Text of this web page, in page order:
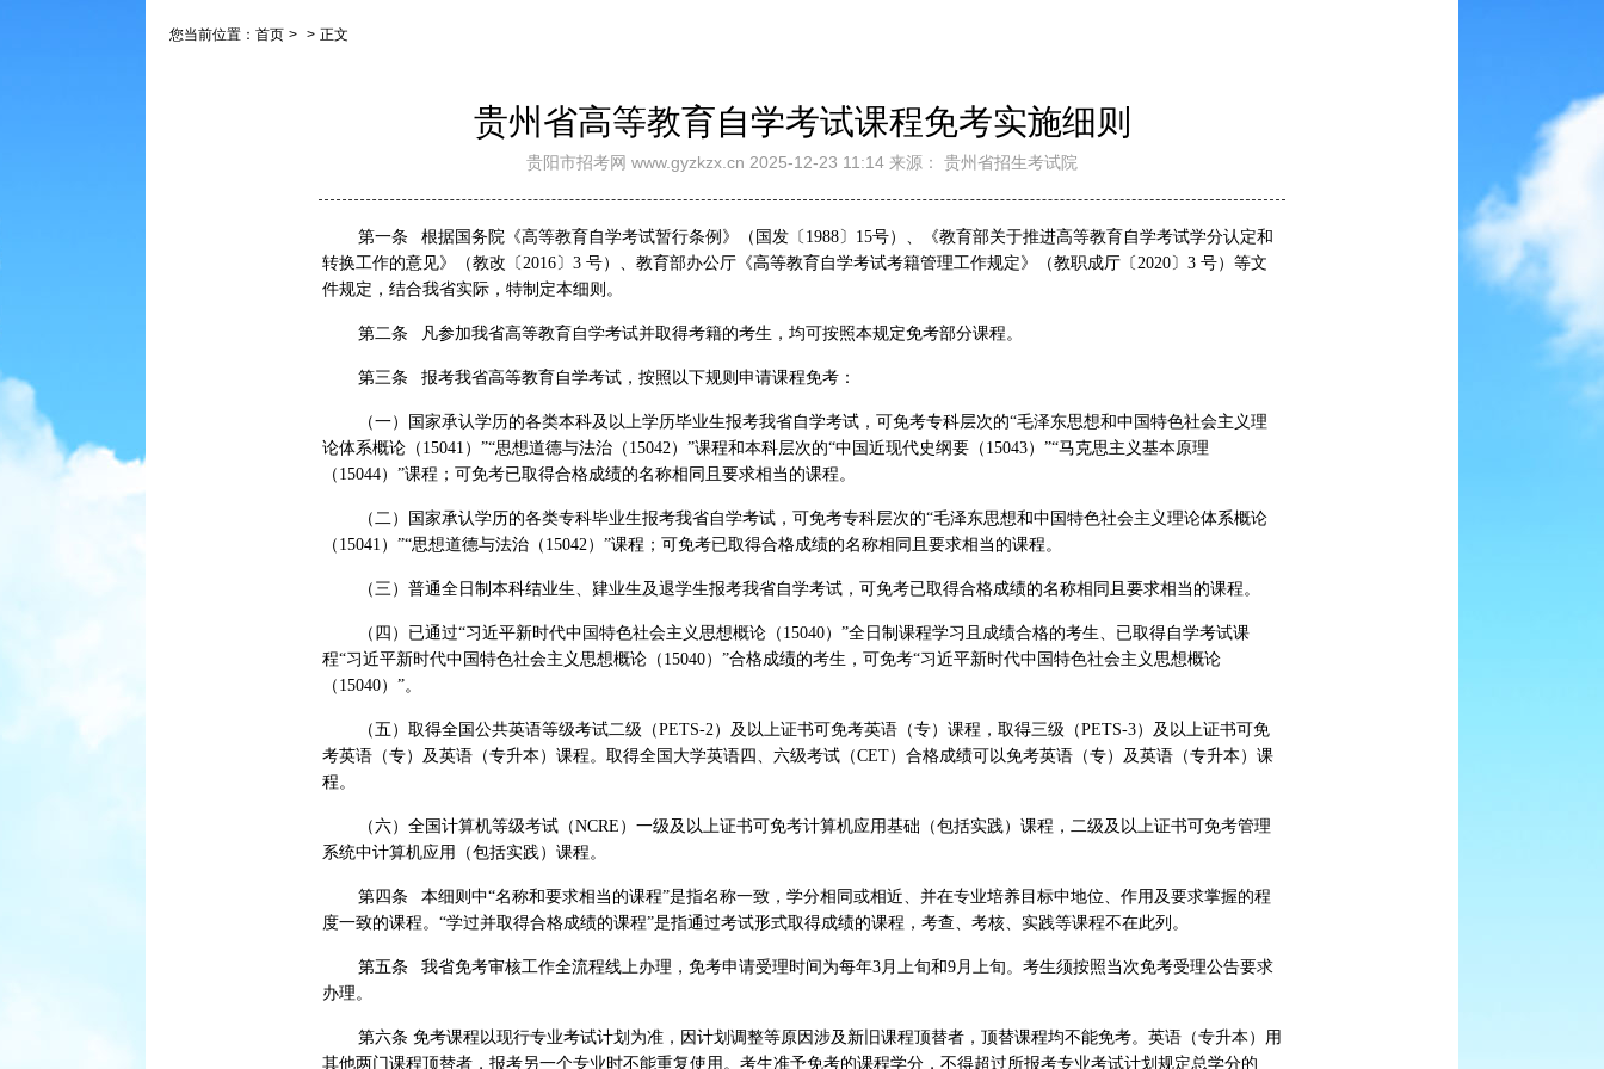
您当前位置： 首页 > > 正文
贵州省高等教育自学考试课程免考实施细则
贵阳市招考网 www.gyzkzx.cn 2025-12-23 11:14 来源： 贵州省招生考试院
第一条 根据国务院《高等教育自学考试暂行条例》（国发〔1988〕15号）、《教育部关于推进高等教育自学考试学分认定和
转换工作的意见》（教改〔2016〕3 号）、教育部办公厅《高等教育自学考试考籍管理工作规定》（教职成厅〔2020〕3 号）等文
件规定，结合我省实际，特制定本细则。
第二条 凡参加我省高等教育自学考试并取得考籍的考生，均可按照本规定免考部分课程。
第三条 报考我省高等教育自学考试，按照以下规则申请课程免考：
（一）国家承认学历的各类本科及以上学历毕业生报考我省自学考试，可免考专科层次的“毛泽东思想和中国特色社会主义理
论体系概论（15041）”“思想道德与法治（15042）”课程和本科层次的“中国近现代史纲要（15043）”“马克思主义基本原理
（15044）”课程；可免考已取得合格成绩的名称相同且要求相当的课程。
（二）国家承认学历的各类专科毕业生报考我省自学考试，可免考专科层次的“毛泽东思想和中国特色社会主义理论体系概论
（15041）”“思想道德与法治（15042）”课程；可免考已取得合格成绩的名称相同且要求相当的课程。
（三）普通全日制本科结业生、肄业生及退学生报考我省自学考试，可免考已取得合格成绩的名称相同且要求相当的课程。
（四）已通过“习近平新时代中国特色社会主义思想概论（15040）”全日制课程学习且成绩合格的考生、已取得自学考试课
程“习近平新时代中国特色社会主义思想概论（15040）”合格成绩的考生，可免考“习近平新时代中国特色社会主义思想概论
（15040）”。
（五）取得全国公共英语等级考试二级（PETS-2）及以上证书可免考英语（专）课程，取得三级（PETS-3）及以上证书可免
考英语（专）及英语（专升本）课程。取得全国大学英语四、六级考试（CET）合格成绩可以免考英语（专）及英语（专升本）课
程。
（六）全国计算机等级考试（NCRE）一级及以上证书可免考计算机应用基础（包括实践）课程，二级及以上证书可免考管理
系统中计算机应用（包括实践）课程。
第四条 本细则中“名称和要求相当的课程”是指名称一致，学分相同或相近、并在专业培养目标中地位、作用及要求掌握的程
度一致的课程。“学过并取得合格成绩的课程”是指通过考试形式取得成绩的课程，考查、考核、实践等课程不在此列。
第五条 我省免考审核工作全流程线上办理，免考申请受理时间为每年3月上旬和9月上旬。考生须按照当次免考受理公告要求
办理。
第六条 免考课程以现行专业考试计划为准，因计划调整等原因涉及新旧课程顶替者，顶替课程均不能免考。英语（专升本）用
其他两门课程顶替者，报考另一个专业时不能重复使用。考生准予免考的课程学分，不得超过所报考专业考试计划规定总学分的